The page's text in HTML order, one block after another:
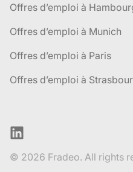
Offres d’emploi à
Offres d’emploi à Munich
Offres d’emploi à Paris
Offres d’emploi à
LinkedIn
© 2026 Fradeo. All rights